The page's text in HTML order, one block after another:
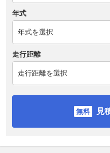
年式
走行距離
見